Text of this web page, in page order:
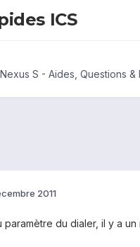
ICS
S - Aides, Questions &
2011
paramètre du dialer, il y a